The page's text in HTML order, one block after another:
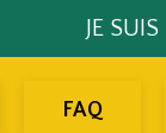
JE
FAQ